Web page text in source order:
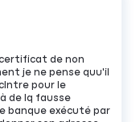
de non
je ne pense quu'il
pour le
de lq fausse
banque exécuté par